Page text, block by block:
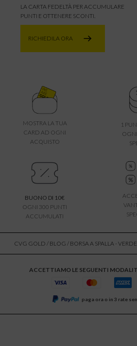
LA CARTA FEDELTÀ PER ACCUMULARE
PUNTI E OTTENERE SCONTI.
RICHIEDILA ORA
MOSTRA LA TUA
CARD AD OGNI
ACQUISTO
1
BUONO DI 10€
OGNI 300 PUNTI
ACCUMULATI
CVG GOLD / BLOG / BORSA A SPALLA - VERDE
ACCETTIAMO LE SEGUENTI
paga ora o in 3 rate